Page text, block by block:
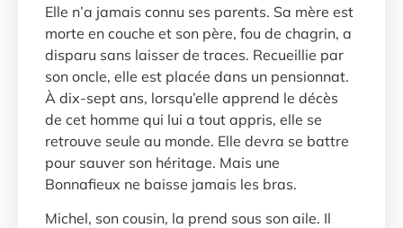
Elle n’a jamais connu ses parents. Sa mère est
morte en couche et son père, fou de chagrin, a
disparu sans laisser de traces. Recueillie par
son oncle, elle est placée dans un pensionnat.
À dix-sept ans, lorsqu’elle apprend le décès
de cet homme qui lui a tout appris, elle se
retrouve seule au monde. Elle devra se battre
pour sauver son héritage. Mais une
Bonnafieux ne baisse jamais les bras.
Michel, son cousin, la prend sous son aile. Il